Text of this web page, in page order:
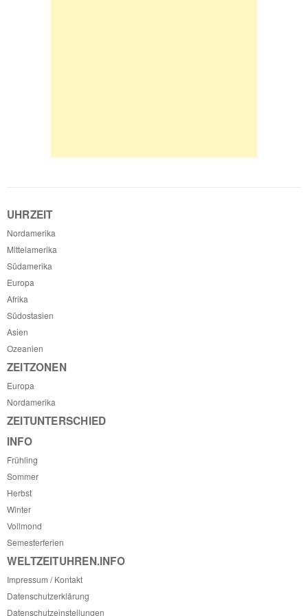
UHRZEIT
Nordamerika
Mittelamerika
Südamerika
Europa
Afrika
Südostasien
Asien
Ozeanien
ZEITZONEN
Europa
Nordamerika
ZEITUNTERSCHIED
INFO
Frühling
Sommer
Herbst
Winter
Vollmond
Semesterferien
WELTZEITUHREN.INFO
Impressum / Kontakt
Datenschutzerklärung
Datenschutzeinstellungen